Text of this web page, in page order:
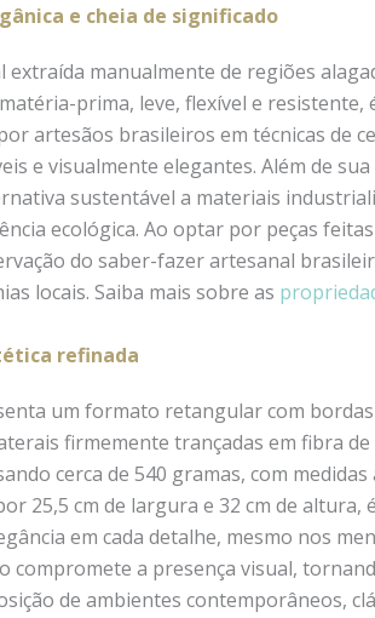
e cheia de significado
manualmente de regiões
prima, leve, flexível e resistente,
artesãos brasileiros em técnicas de
e visualmente elegantes. Além de sua
sustentável a materiais
peças feitas com taboa,
do saber-fazer artesanal
locais. Saiba mais sobre as
refinada
um formato retangular com bordas
firmemente trançadas em fibra
cerca de 540 gramas, com
25,5 cm de largura e 32 cm de altura,
em cada detalhe, mesmo nos
compromete a presença visual,
de ambientes contemporâneos,